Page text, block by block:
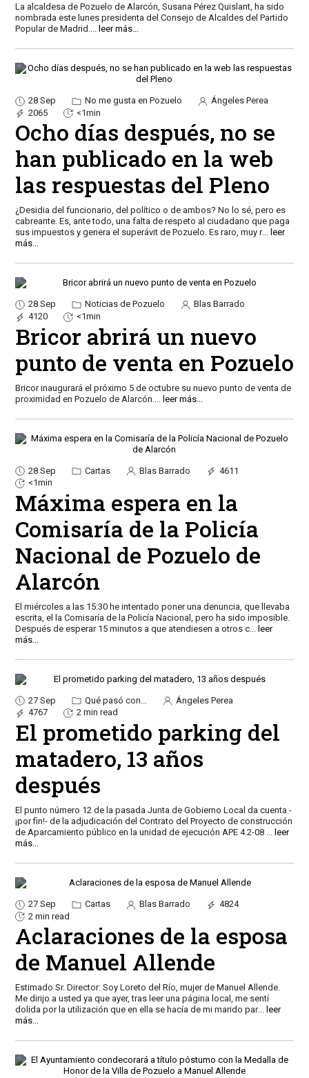
La alcaldesa de Pozuelo de Alarcón, Susana Pérez Quislant, ha sido
nombrada este lunes presidenta del Consejo de Alcaldes del Partido
Popular de Madrid.... leer más...
28 Sep No me gusta en Pozuelo
Ángeles Perea
2065
<1min
Ocho días después, no se
han publicado en la web
las respuestas del Pleno
¿Desidia del funcionario, del político o de ambos? No lo sé, pero es
cabreante. Es, ante todo, una falta de respeto al ciudadano que paga
sus impuestos y genera el superávit de Pozuelo. Es raro, muy r... leer
más...
28 Sep Noticias de Pozuelo
Blas Barrado
4120
<1min
Bricor abrirá un nuevo
punto de venta en Pozuelo
Bricor inaugurará el próximo 5 de octubre su nuevo punto de venta de
proximidad en Pozuelo de Alarcón.
leer más...
28 Sep Cartas Blas Barrado
4611
<1min
Máxima espera en la
Comisaría de la Policía
Nacional de Pozuelo de
Alarcón
El miércoles a las 15:30 he intentado poner una denuncia, que llevaba
escrita, el la Comisaría de la Policía Nacional, pero ha sido imposible.
Después de esperar 15 minutos a que atendiesen a otros c...
leer
más...
27 Sep Qué pasó con...
Ángeles Perea
4767
2 min read
El prometido parking del
matadero, 13 años
después
El punto número 12 de la pasada Junta de Gobierno Local da cuenta -
¡por fin!- de la adjudicación del Contrato del Proyecto de construcción
de Aparcamiento público en la unidad de ejecución APE 4.2-08
leer
más...
27 Sep Cartas Blas Barrado
4824
2 min read
Aclaraciones de la esposa
de Manuel Allende
Estimado Sr. Director: Soy Loreto del Río, mujer de Manuel Allende.
Me dirijo a usted ya que ayer, tras leer una página local, me sentí
dolida por la utilización que en ella se hacía de mi marido par... leer
más...